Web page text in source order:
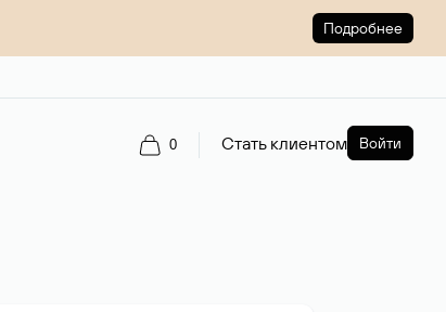
Подробнее
0 Стать клиентом Войти